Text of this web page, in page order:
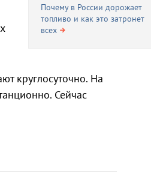
Почему в России дорожает
топливо и как это затронет
всех
круглосуточно. На
Сейчас